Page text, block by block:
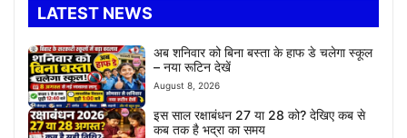
LATEST NEWS
अब शनिवार को बिना बस्ता के हाफ डे चलेगा स्कूल
– नया रूटिन देखें
August 8, 2026
इस साल रक्षाबंधन 27 या 28 को? देखिए कब से
कब तक है भद्रा का समय